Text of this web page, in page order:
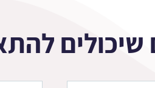
שיכולים